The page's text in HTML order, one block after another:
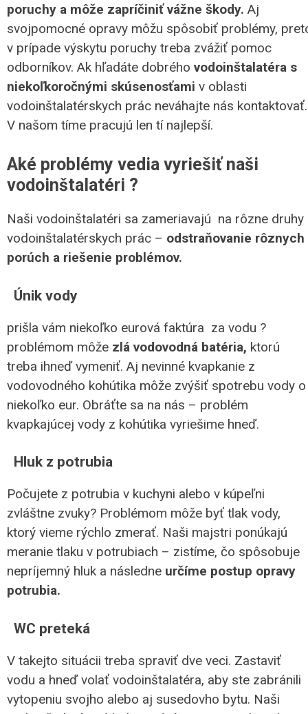
poruchy a môže zapríčiniť vážne škody. Aj
svojpomocné opravy môžu spôsobiť problémy,
v prípade výskytu poruchy treba zvážiť pomoc
odborníkov. Ak hľadáte dobrého vodoinštalatéra s
niekoľkoročnými skúsenosťami v oblasti
vodoinštalatérskych prác neváhajte nás kontaktovať.
V našom tíme pracujú len tí najlepší.
Aké problémy vedia vyriešiť naši
vodoinštalatéri ?
Naši vodoinštalatéri sa zameriavajú na rôzne druhy
vodoinštalatérskych prác – odstraňovanie rôznych
porúch a riešenie problémov.
Únik vody
prišla vám niekoľko eurová faktúra za vodu ?
problémom môže zlá vodovodná batéria, ktorú
treba ihneď vymeniť. Aj nevinné kvapkanie z
vodovodného kohútika môže zvýšiť spotrebu vody o
niekoľko eur. Obráťte sa na nás – problém
kvapkajúcej vody z kohútika vyriešime hneď.
Hluk z potrubia
Počujete z potrubia v kuchyni alebo v kúpeľni
zvláštne zvuky? Problémom môže byť tlak vody,
ktorý vieme rýchlo zmerať. Naši majstri ponúkajú
meranie tlaku v potrubiach – zistíme, čo spôsobuje
nepríjemný hluk a následne určíme postup opravy
potrubia.
WC preteká
V takejto situácii treba spraviť dve veci. Zastaviť
vodu a hneď volať vodoinštalatéra, aby ste zabránili
vytopeniu svojho alebo aj susedovho bytu. Naši